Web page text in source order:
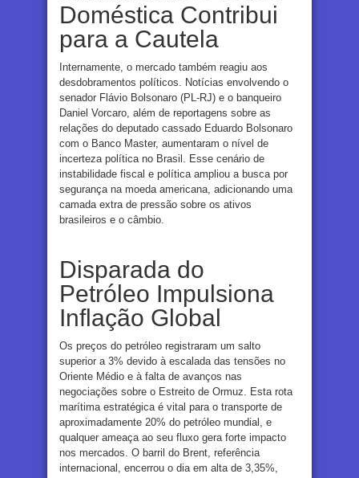
Doméstica Contribui
para a Cautela
Internamente, o mercado também reagiu aos
desdobramentos políticos. Notícias envolvendo o
senador Flávio Bolsonaro (PL-RJ) e o banqueiro
Daniel Vorcaro, além de reportagens sobre as
relações do deputado cassado Eduardo Bolsonaro
com o Banco Master, aumentaram o nível de
incerteza política no Brasil. Esse cenário de
instabilidade fiscal e política ampliou a busca por
segurança na moeda americana, adicionando uma
camada extra de pressão sobre os ativos
brasileiros e o câmbio.
Disparada do
Petróleo Impulsiona
Inflação Global
Os preços do petróleo registraram um salto
superior a 3% devido à escalada das tensões no
Oriente Médio e à falta de avanços nas
negociações sobre o Estreito de Ormuz. Esta rota
marítima estratégica é vital para o transporte de
aproximadamente 20% do petróleo mundial, e
qualquer ameaça ao seu fluxo gera forte impacto
nos mercados. O barril do Brent, referência
internacional, encerrou o dia em alta de 3,35%,